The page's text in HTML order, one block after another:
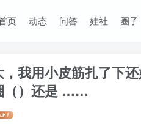
页 动态 问答 娃社 圈子
我用小皮筋扎了下
（）还是 ……